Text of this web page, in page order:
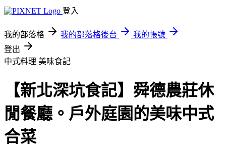
登入
我的部落格 我的部落格後台
我的帳號
登出
中式料理 美味食記
【新北深坑食記】舜德農莊休
閒餐廳。戶外庭園的美味中式
合菜